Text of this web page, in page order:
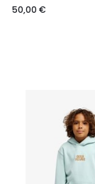
50,00 €